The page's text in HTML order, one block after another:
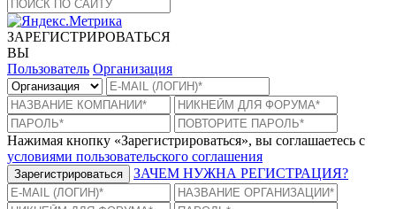
ЗАРЕГИСТРИРОВАТЬСЯ
ВЫ
Пользователь Организация
Нажимая кнопку «Зарегистрироваться», вы соглашаетесь с
условиями пользовательского соглашения
Зарегистрироваться ЗАЧЕМ НУЖНА РЕГИСТРАЦИЯ?